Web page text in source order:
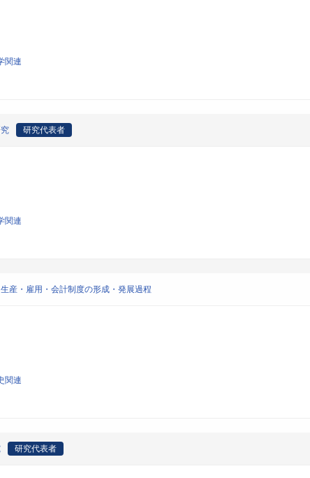
関連
研究代表者
関連
産・雇用・会計制度の形成・発展過程
関連
研究代表者